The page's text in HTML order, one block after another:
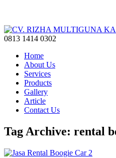
0813 1414 0302
Home
About Us
Services
Products
Gallery
Article
Contact Us
Tag Archive: rental